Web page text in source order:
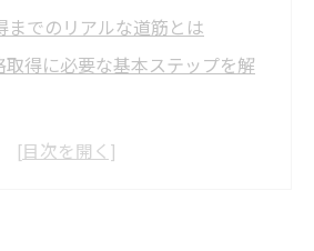
までのリアルな道筋とは
得に必要な基本ステップを解
指す上で避けられない難関と対